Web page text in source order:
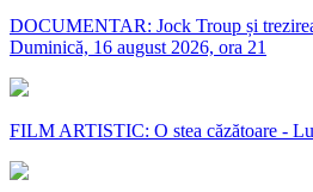
DOCUMENTAR: Jock Troup și
Duminică, 16 august 2026, ora 21
FILM ARTISTIC: O stea căzătoare -